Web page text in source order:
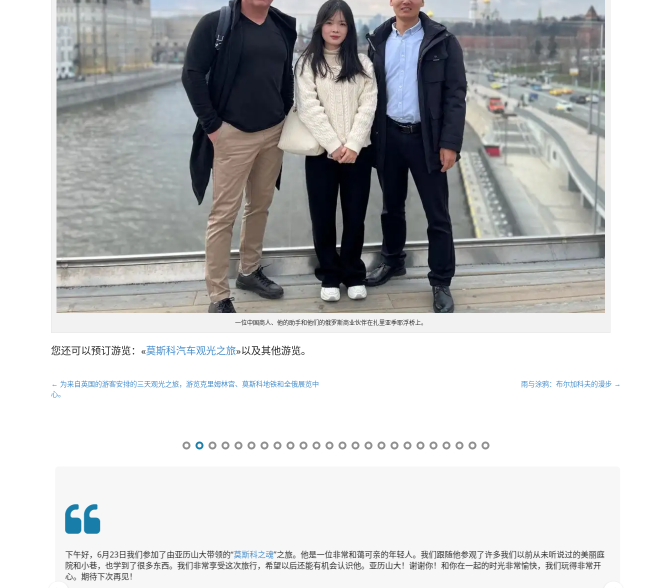
一位中国商人、他的助手和他们的俄罗斯商业伙伴在扎里亚季耶浮桥上。
您还可以预订游览：«莫斯科汽车观光之旅»以及其他游览。
文
章
← 为来自英国的游客安排的三天观光之旅，游览克里姆林宫、莫斯科地铁和全俄展览中
心。
雨与涂鸦：布尔加科夫的漫步 →
下午好，6月23日我们参加了由亚历山大带领的“莫斯科之魂”之旅。他是一位非常和蔼可亲的年轻人。我们跟随他参观了许多我们以前从未听说过的美丽庭
院和小巷，也学到了很多东西。我们非常享受这次旅行，希望以后还能有机会认识他。亚历山大！谢谢你！和你在一起的时光非常愉快，我们玩得非常开
心。期待下次再见！